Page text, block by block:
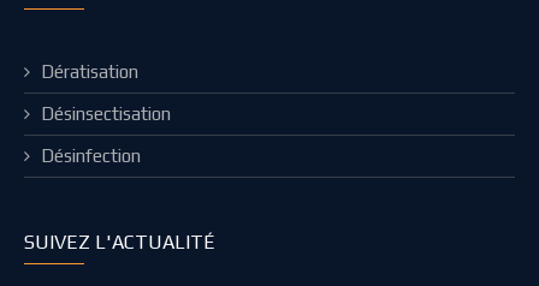
Dératisation
Désinsectisation
Désinfection
SUIVEZ L'ACTUALITÉ